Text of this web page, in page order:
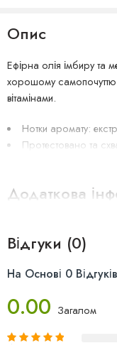
Опис
Ефірна олія імбиру
хорошому самопочуттю
вітамінами.
Нотки аромату:
Протестовано та
Більше 200
Олійка для тіла має
за шкірою. Нанесіть
аромату.
Об’єм :236мл.
Додаткова
Країна Виробництва:
Відгуки (0)
На Основі 0 Відгуків
0.00 Загалом